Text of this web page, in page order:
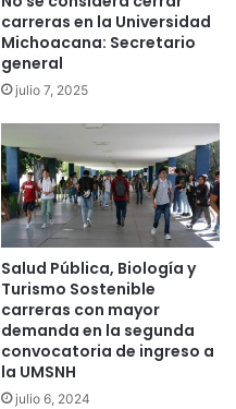
carreras en la Universidad
Michoacana: Secretario
general
julio 7, 2025
Salud Pública, Biología y
Turismo Sostenible
carreras con mayor
demanda en la segunda
convocatoria de ingreso a
la UMSNH
julio 6, 2024